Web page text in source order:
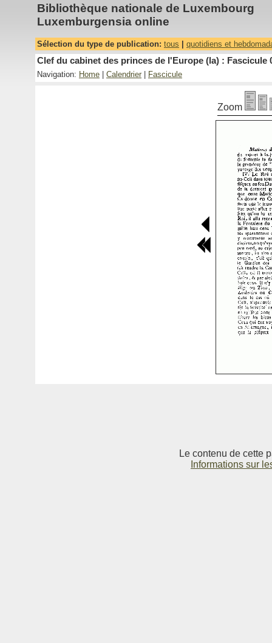
Bibliothèque nationale de Luxembourg
Luxemburgensia online
Sélection du type de publication: tous quotidiens et
Clef du cabinet des princes de l'Europe (la) : Fascicule
Navigation: Home Calendrier Fascicule
Zoom
Le contenu de cette
Informations sur